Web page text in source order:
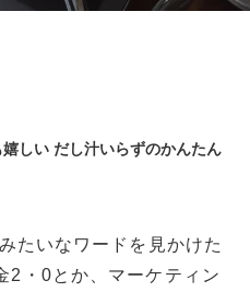
しい だし汁いらずのかんたん
たいなワードを見かけた
2・0とか、マーケティン